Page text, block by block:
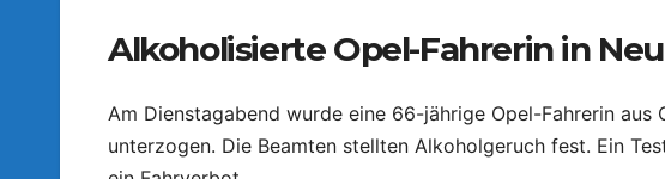
Alkoholisierte Opel-Fahrerin in
Am Dienstagabend wurde eine 66-jährige Opel-Fahrerin
unterzogen. Die Beamten stellten Alkoholgeruch fest. Ein